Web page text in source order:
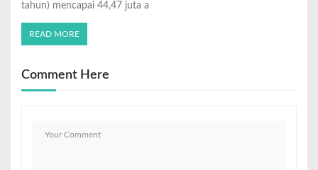
tahun) mencapai 44,47 juta a
READ MORE
Comment Here